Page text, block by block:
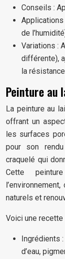
Conseils :
Applications
de
Variations :
différente),
la
Peinture au
La peinture au
offrant un
les surfaces
pour son
craquelé qui
Cette
naturels et
Voici une recette
Ingrédients
d’eau,